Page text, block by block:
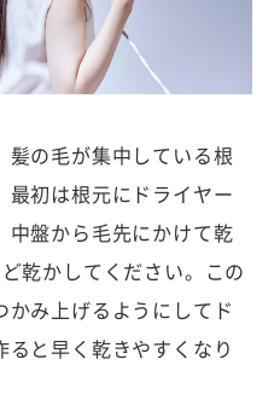
髪の毛が集中している根
初は根元にドライヤー
中盤から毛先にかけて乾
乾かしてください。この
み上げるようにしてド
と早く乾きやすくなり